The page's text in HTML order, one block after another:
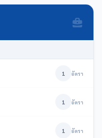
1 อัตรา
1 อัตรา
1 อัตรา